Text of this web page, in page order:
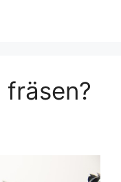
fräsen?